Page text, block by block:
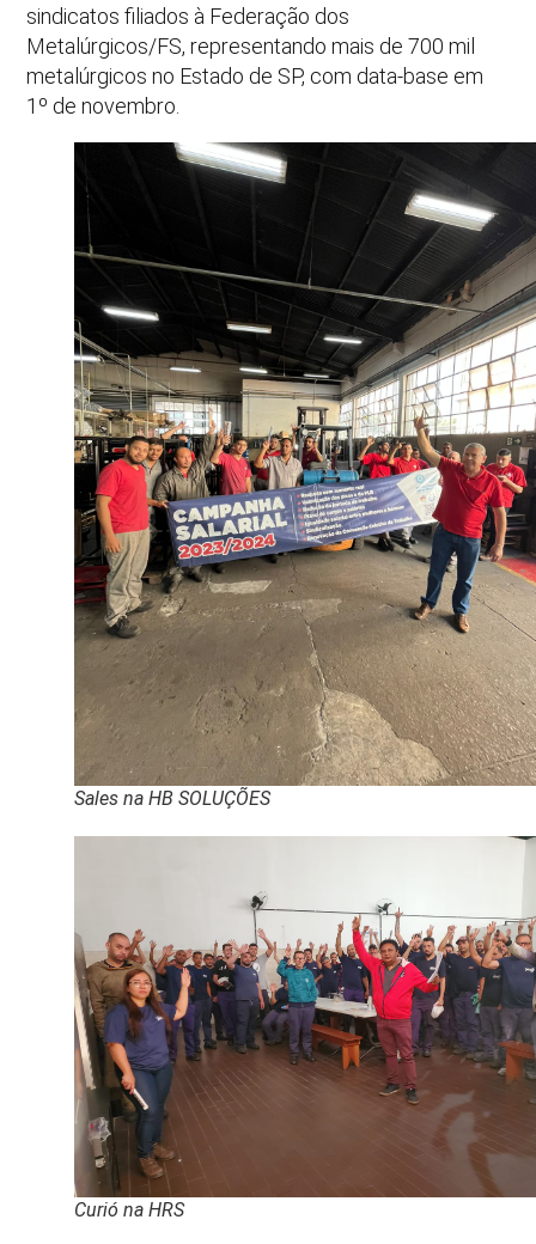
sindicatos filiados à Federação dos
Metalúrgicos/FS, representando mais de 700 mil
metalúrgicos no Estado de SP, com data-base em
1º de novembro.
Sales na HB SOLUÇÕES
Curió na HRS